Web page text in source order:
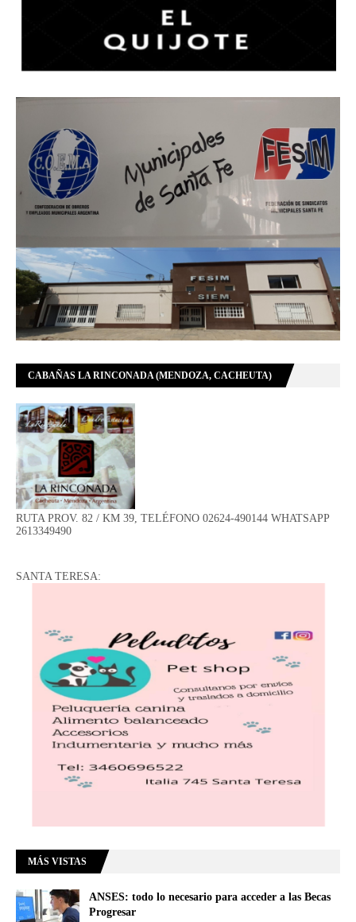
CABAÑAS LA RINCONADA (MENDOZA, CACHEUTA)
RUTA PROV. 82 / KM 39, TELÉFONO 02624-490144 WHATSAPP
2613349490
SANTA TERESA:
MÁS VISTAS
ANSES: todo lo necesario para acceder a las Becas
Progresar